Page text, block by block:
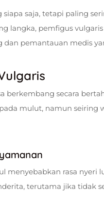
saja, tetapi paling
langka, pemfigus
dan pemantauan medis
berkembang secara
mulut, namun seiring
menyebabkan rasa nyeri
terutama jika tidak